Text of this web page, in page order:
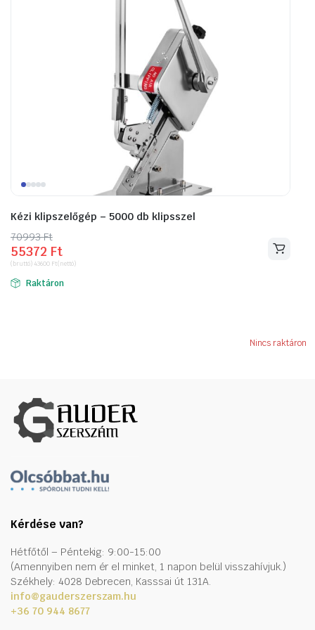
Kézi klipszelőgép – 5000 db klipsszel
70993Ft
Original
price
was:
70993 Ft.
55372 Ft
Current
price
is:
55372 Ft.
(bruttó) 43600 Ft(nettó)
Raktáron
Nincs raktáron
Kérdése van?
Hétfőtől – Péntekig: 9:00-15:00
(Amennyiben nem ér el minket, 1 napon belül visszahívjuk.)
Székhely: 4028 Debrecen, Kasssai út 131A.
info@gauderszerszam.hu
+36 70 944 8677